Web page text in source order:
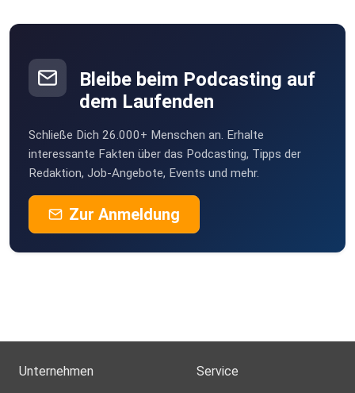
Bleibe beim Podcasting auf
dem Laufenden
Schließe Dich 26.000+ Menschen an. Erhalte
interessante Fakten über das Podcasting, Tipps der
Redaktion, Job-Angebote, Events und mehr.
Zur Anmeldung
Unternehmen Service